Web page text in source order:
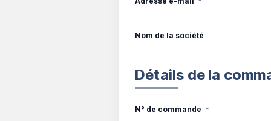
Nom de la société
Détails de la
N° de commande *